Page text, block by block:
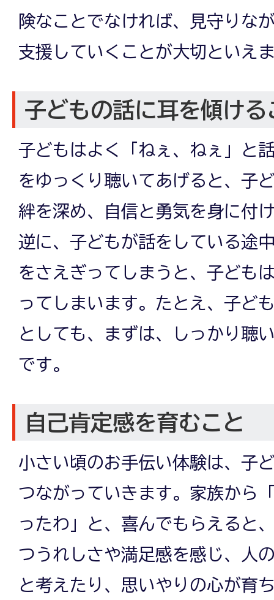
険なことでなければ、見守りな
支援していくことが大切といえ
子どもの話に耳を傾ける
子どもはよく「ねぇ、ねぇ」と
をゆっくり聴いてあげると、子
絆を深め、自信と勇気を身に付
逆に、子どもが話をしている途
をさえぎってしまうと、子ども
ってしまいます。たとえ、子ど
としても、まずは、しっかり聴
です。
自己肯定感を育むこと
小さい頃のお手伝い体験は、子
つながっていきます。家族から
ったわ」と、喜んでもらえると
つうれしさや満足感を感じ、人
と考えたり、思いやりの心が育